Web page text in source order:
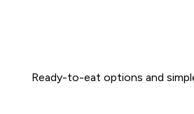
Ready-to-eat options and